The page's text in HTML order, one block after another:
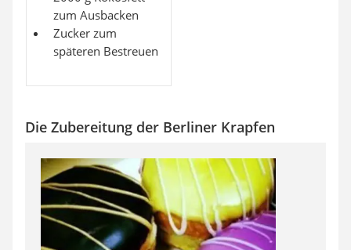
zum Ausbacken
Zucker zum
späteren Bestreuen
Die Zubereitung der Berliner Krapfen